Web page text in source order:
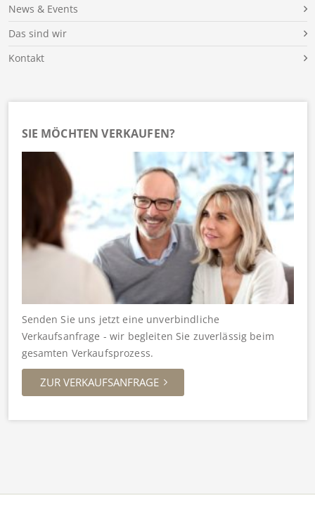
News & Events
Das sind wir
Kontakt
SIE MÖCHTEN VERKAUFEN?
Senden Sie uns jetzt eine unverbindliche
Verkaufsanfrage - wir begleiten Sie zuverlässig beim
gesamten Verkaufsprozess.
ZUR VERKAUFSANFRAGE